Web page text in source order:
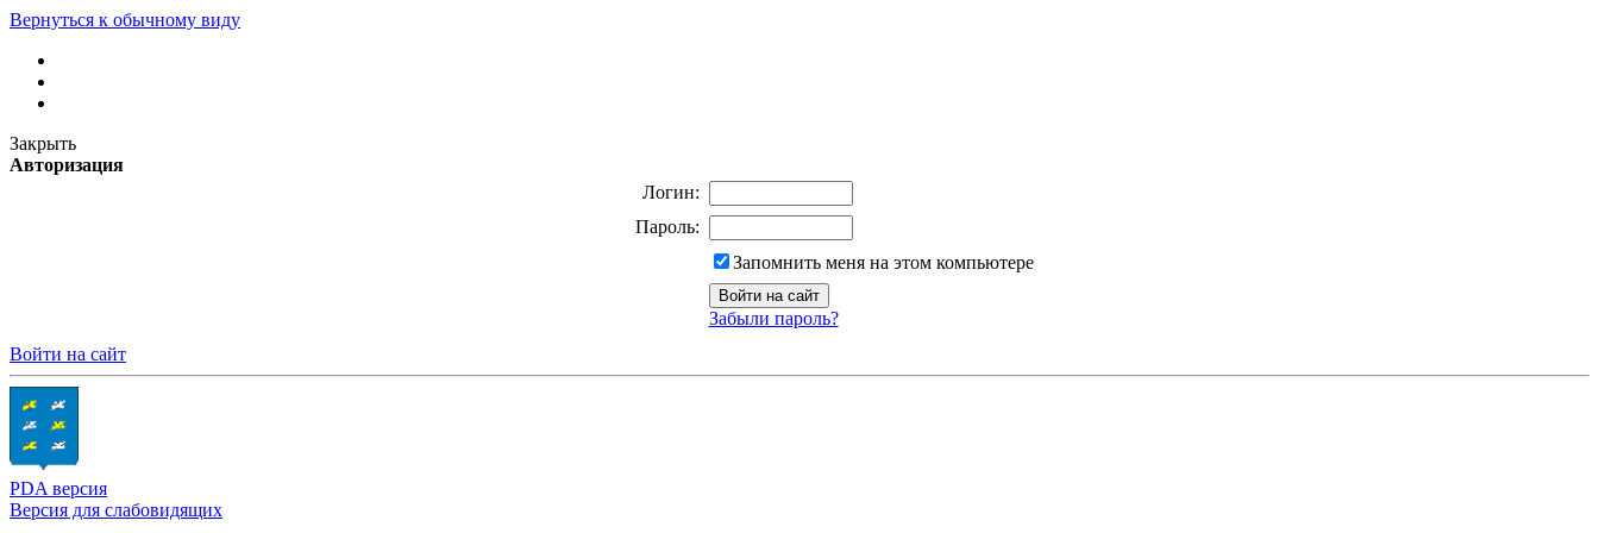
Вернуться к обычному виду
Закрыть
Авторизация
Логин:
Пароль:
Запомнить меня на этом компьютере
Забыли пароль?
Войти на сайт
PDA версия
Версия для слабовидящих